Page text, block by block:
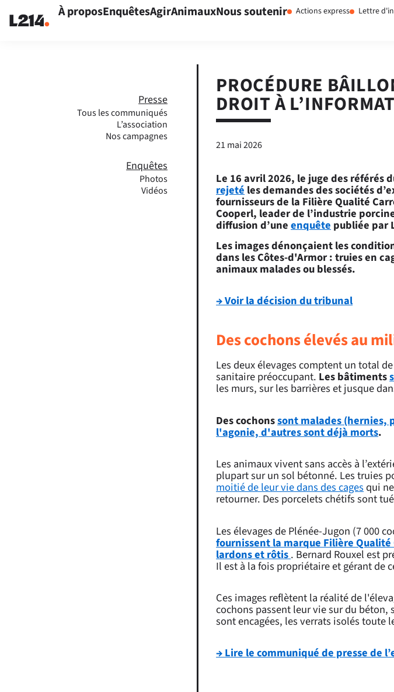
À proposEnquêtesAgirAnimauxNous soutenir Actions express Lettre
Presse
Tous les communiqués
L’association
Nos campagnes
Enquêtes
Photos
Vidéos
PROCÉDURE
DROIT À
21 mai 2026
Le 16 avril 2026, le juge des
rejeté les demandes des sociétés
fournisseurs de la Filière Qualité
Cooperl, leader de l’industrie
diffusion d’uneenquête publiée par
Les images dénonçaient les
dans les Côtes-d'Armor : truies en
animaux malades ou blessés.
→ Voir la décision du tribunal
Des cochons élevés au
Les deux élevages comptent un total
sanitaire préoccupant. Les bâtiments
les murs, sur les barrières et jusque
Des cochonssont malades (hernies,
l'agonie, d'autres sont déjà morts.
Les animaux vivent sans accès à
plupart sur un sol bétonné. Les truies
moitié de leur vie dans des cagesqui
retourner. Des porcelets chétifs sont
Les élevages de Plénée-Jugon (7 000
fournissent la marque Filière
lardons et rôtis. Bernard Rouxel est
Il est à la fois propriétaire et gérant de
Ces images reflètent la réalité de
cochons passent leur vie sur du béton,
sont encagées, les verrats isolés toute
→ Lire le communiqué de presse de